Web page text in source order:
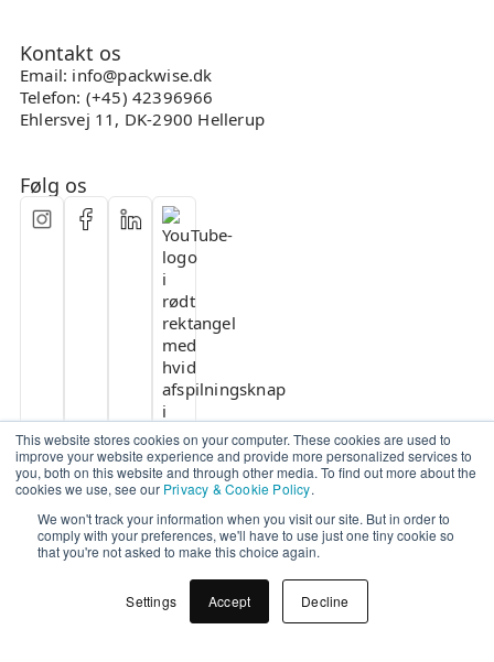
This website stores cookies on your computer. These cookies are used to
improve your website experience and provide more personalized services to
you, both on this website and through other media. To find out more about the
cookies we use, see our Privacy & Cookie Policy.
We won't track your information when you visit our site. But in order to
comply with your preferences, we'll have to use just one tiny cookie so
that you're not asked to make this choice again.
Settings Accept Decline
Kontakt os
Email: info@packwise.dk
Telefon: (+45) 42396966
Ehlersvej 11, DK-2900 Hellerup
Følg os